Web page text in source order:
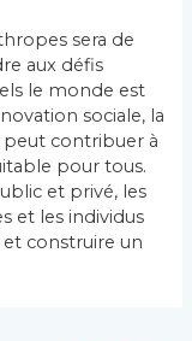
sera de
aux défis
le monde est
sociale, la
contribuer à
pour tous.
et privé, les
et les individus
construire un